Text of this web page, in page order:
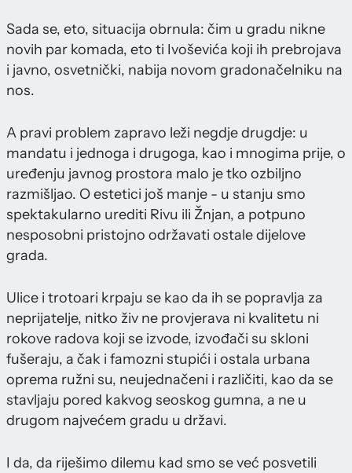
Sada se, eto, situacija obrnula: čim u gradu nikne
novih par komada, eto ti Ivoševića koji ih prebrojava
i javno, osvetnički, nabija novom gradonačelniku na
nos.
A pravi problem zapravo leži negdje drugdje: u
mandatu i jednoga i drugoga, kao i mnogima prije, o
uređenju javnog prostora malo je tko ozbiljno
razmišljao. O estetici još manje - u stanju smo
spektakularno urediti Rivu ili Žnjan, a potpuno
nesposobni pristojno održavati ostale dijelove
grada.
Ulice i trotoari krpaju se kao da ih se popravlja za
neprijatelje, nitko živ ne provjerava ni kvalitetu ni
rokove radova koji se izvode, izvođači su skloni
fušeraju, a čak i famozni stupići i ostala urbana
oprema ružni su, neujednačeni i različiti, kao da se
stavljaju pored kakvog seoskog gumna, a ne u
drugom najvećem gradu u državi.
I da, da riješimo dilemu kad smo se već posvetili